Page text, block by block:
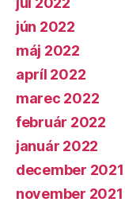
jún 2022
máj 2022
apríl 2022
marec 2022
február 2022
január 2022
december 2021
november 2021